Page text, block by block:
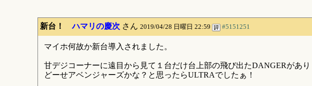
新台！ハマリの慶次 さん 2019/04/28 日曜日 22:59 #5151251
マイホ何故か新台導入されました。
甘デジコーナーに遠目から見て１台だけ台上部の飛び出たDANGERがあり
どーせアベンジャーズかな？と思ったらULTRAでしたぁ！